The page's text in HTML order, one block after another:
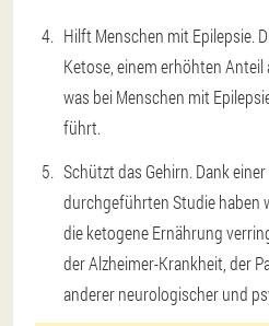
Hilft Menschen mit Epilepsie.
Ketose, einem erhöhten
was bei Menschen mit
führt.
Schützt das Gehirn. Dank
durchgeführten Studie haben
die ketogene Ernährung
der Alzheimer-Krankheit, der
anderer neurologischer und